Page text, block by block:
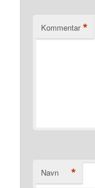
Kommentar *
Navn *